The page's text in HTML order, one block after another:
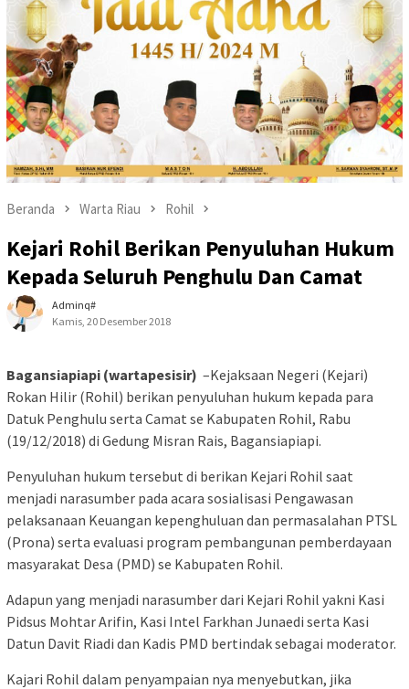
Beranda Warta Riau Rohil
Kejari Rohil Berikan Penyuluhan Hukum
Kepada Seluruh Penghulu Dan Camat
Adminq#
Kamis, 20 Desember 2018
Bagansiapiapi (wartapesisir) –Kejaksaan Negeri (Kejari)
Rokan Hilir (Rohil) berikan penyuluhan hukum kepada para
Datuk Penghulu serta Camat se Kabupaten Rohil, Rabu
(19/12/2018) di Gedung Misran Rais, Bagansiapiapi.
Penyuluhan hukum tersebut di berikan Kejari Rohil saat
menjadi narasumber pada acara sosialisasi Pengawasan
pelaksanaan Keuangan kepenghuluan dan permasalahan PTSL
(Prona) serta evaluasi program pembangunan pemberdayaan
masyarakat Desa (PMD) se Kabupaten Rohil.
Adapun yang menjadi narasumber dari Kejari Rohil yakni Kasi
Pidsus Mohtar Arifin, Kasi Intel Farkhan Junaedi serta Kasi
Datun Davit Riadi dan Kadis PMD bertindak sebagai moderator.
Kajari Rohil dalam penyampaian nya menyebutkan, jika